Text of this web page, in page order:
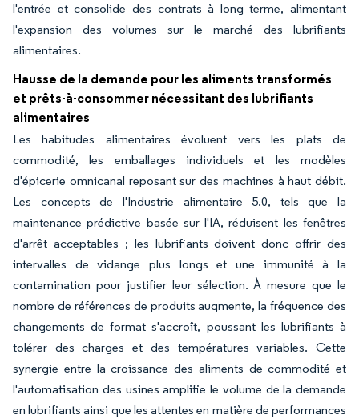
l'entrée et consolide des contrats à long terme, alimentant
l'expansion des volumes sur le marché des lubrifiants
alimentaires.
Hausse de la demande pour les aliments transformés
et prêts-à-consommer nécessitant des lubrifiants
alimentaires
Les habitudes alimentaires évoluent vers les plats de
commodité, les emballages individuels et les modèles
d'épicerie omnicanal reposant sur des machines à haut débit.
Les concepts de l'Industrie alimentaire 5.0, tels que la
maintenance prédictive basée sur l'IA, réduisent les fenêtres
d'arrêt acceptables ; les lubrifiants doivent donc offrir des
intervalles de vidange plus longs et une immunité à la
contamination pour justifier leur sélection. À mesure que le
nombre de références de produits augmente, la fréquence des
changements de format s'accroît, poussant les lubrifiants à
tolérer des charges et des températures variables. Cette
synergie entre la croissance des aliments de commodité et
l'automatisation des usines amplifie le volume de la demande
en lubrifiants ainsi que les attentes en matière de performances